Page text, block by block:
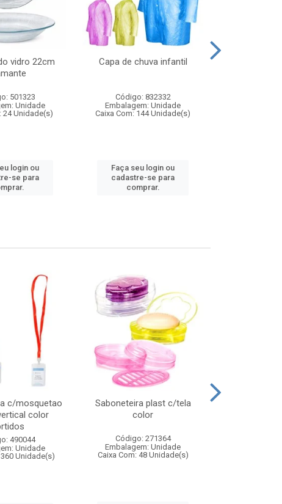
vidro 22cm
501323
Unidade
24 Unidade(s)
login ou
se para
Capa de chuva infantil
Código: 832332
Embalagem: Unidade
Caixa Com: 144 Unidade(s)
Faça seu login ou
cadastre-se para
comprar.
c/mosquetao
color
490044
Unidade
Unidade(s)
Saboneteira plast c/tela
color
Código: 271364
Embalagem: Unidade
Caixa Com: 48 Unidade(s)